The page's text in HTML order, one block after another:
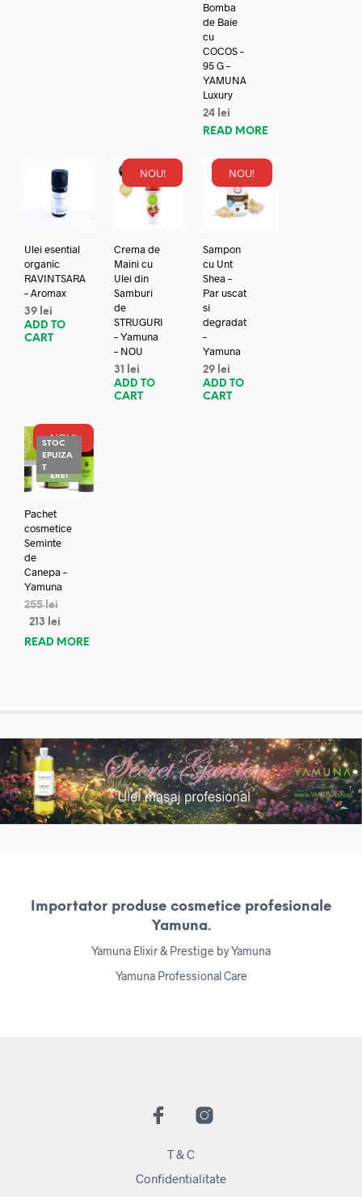
Bomba
de Baie
cu
COCOS –
95 G –
YAMUNA
Luxury
24 lei
READ MORE
Ulei esential
organic
RAVINTSARA
– Aromax
39 lei
ADD TO
CART
NOU!
Crema de
Maini cu
Ulei din
Samburi
de
STRUGURI
– Yamuna
– NOU
31
lei
ADD TO
CART
NOU!
Sampon
cu Unt
Shea –
Par uscat
si
degradat
–
Yamuna
29 lei
ADD TO
CART
NOU!
STOC
EPUIZA
TREDUC
ERE!
Pachet
cosmetice
Seminte
de
Canepa –
Yamuna
255lei
213
lei
READ MORE
Importator produse cosmetice profesionale
Yamuna.
Yamuna Elixir & Prestige by Yamuna
Yamuna Professional Care
T & C
Confidentialitate